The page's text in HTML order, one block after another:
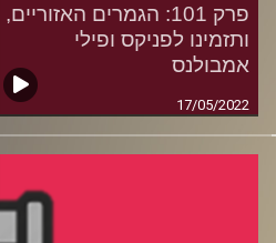
פרק 101: הגמרים האזוריים,
ותזמינו לפניקס ופילי
אמבולנס
17/05/2022